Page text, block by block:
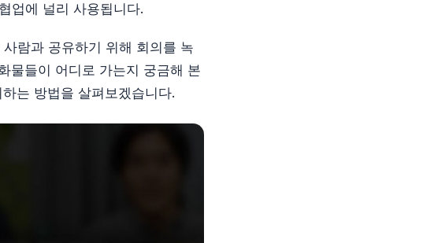
업에 널리 사용됩니다.
람과 공유하기 위해 회의를 녹
물들이 어디로 가는지 궁금해 본
는 방법을 살펴보겠습니다.